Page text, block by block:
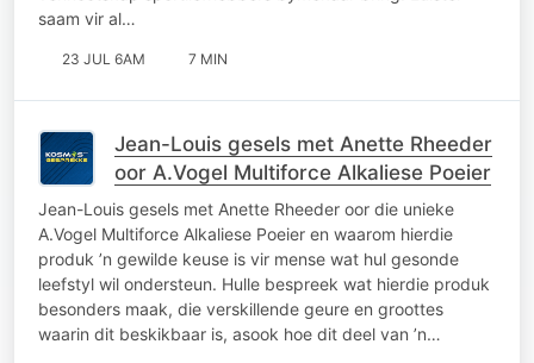
saam vir al…
23 JUL 6AM 7 MIN
Jean-Louis gesels met Anette Rheeder
oor A.Vogel Multiforce Alkaliese Poeier
Jean-Louis gesels met Anette Rheeder oor die unieke
A.Vogel Multiforce Alkaliese Poeier en waarom hierdie
produk ’n gewilde keuse is vir mense wat hul gesonde
leefstyl wil ondersteun. Hulle bespreek wat hierdie produk
besonders maak, die verskillende geure en groottes
waarin dit beskikbaar is, asook hoe dit deel van ’n…